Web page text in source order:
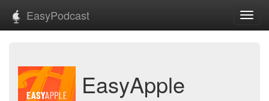
EasyPodcast
EasyApple